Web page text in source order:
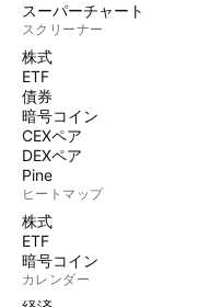
スーパーチャート
スクリーナー
株式
ETF
債券
暗号コイン
CEXペア
DEXペア
Pine
ヒートマップ
株式
ETF
暗号コイン
カレンダー